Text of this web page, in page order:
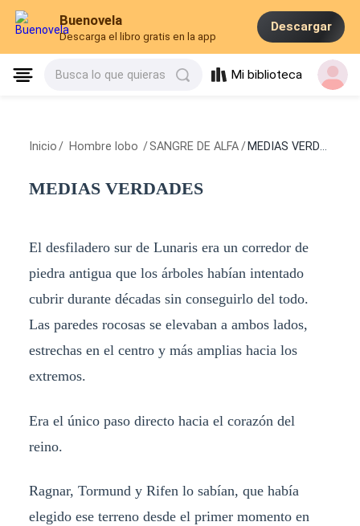
Buenovela
Descarga el libro gratis en la app
Descargar
Busca lo que quieras Mi biblioteca
Inicio / Hombre lobo /SANGRE DE ALFA / MEDIAS VERDADES
MEDIAS VERDADES
El desfiladero sur de Lunaris era un corredor de
piedra antigua que los árboles habían intentado
cubrir durante décadas sin conseguirlo del todo.
Las paredes rocosas se elevaban a ambos lados,
estrechas en el centro y más amplias hacia los
extremos.
Era el único paso directo hacia el corazón del
reino.
Ragnar, Tormund y Rifen lo sabían, que había
elegido ese terreno desde el primer momento en